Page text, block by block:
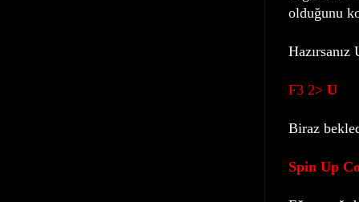
olduğunu
Hazırsanız
F3 2> U
Biraz
Spin Up